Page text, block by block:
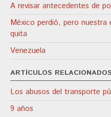
A revisar antecedentes de
México perdió, pero nuestra
quita
Venezuela
ARTÍCULOS
Los abusos del transporte
9 años